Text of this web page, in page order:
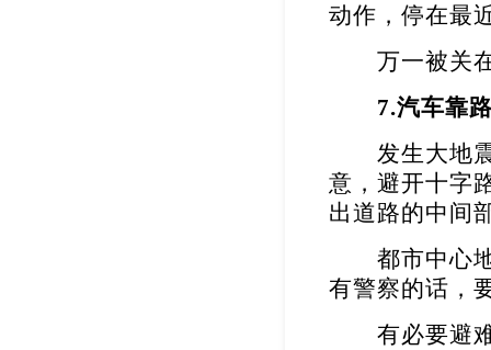
动作，停在最
万一被关在
7.汽车靠
发生大地震
意，避开十字
出道路的中间
都市中心地
有警察的话，
有必要避难